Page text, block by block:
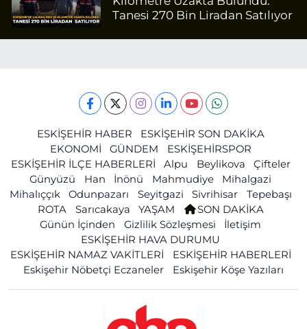
Tanesi 270 Bin Liradan Satılıyor
ESKİŞEHİR HABER
ESKİŞEHİR SON DAKİKA
EKONOMİ
GÜNDEM
ESKİŞEHİRSPOR
ESKİŞEHİR İLÇE HABERLERİ
Alpu Beylikova
Çifteler
Günyüzü
Han İnönü Mahmudiye
Mihalgazi
Mihalıççık
Odunpazarı Seyitgazi Sivrihisar
Tepebaşı
ROTA
Sarıcakaya YAŞAM
SON DAKİKA
Günün İçinden
Gizlilik Sözleşmesi
İletişim
ESKİŞEHİR HAVA DURUMU
ESKİŞEHİR NAMAZ VAKİTLERİ
ESKİŞEHİR HABERLERİ
Eskişehir Nöbetçi Eczaneler
Eskişehir Köşe Yazıları